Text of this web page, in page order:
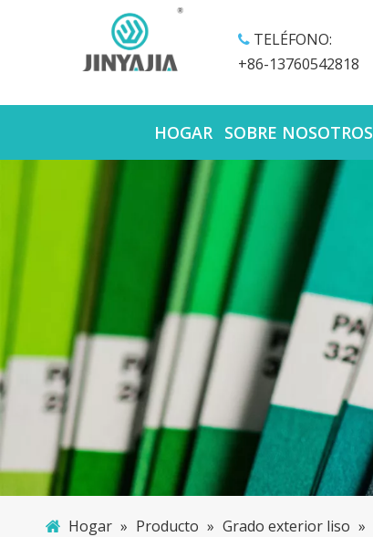
TELÉFONO:
+86-13760542818
HOGAR SOBRE NOSOTROS
Hogar » Producto » Grado exterior liso »